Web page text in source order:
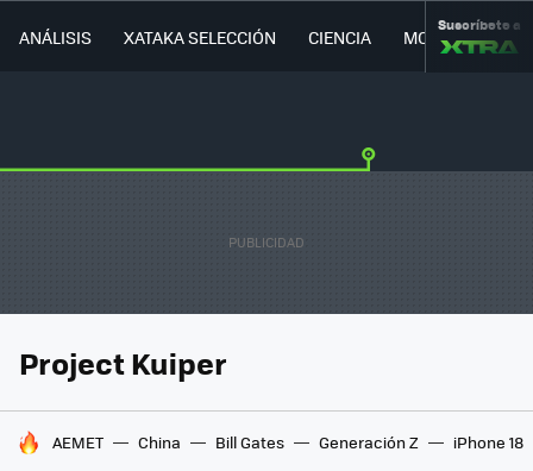
ANÁLISIS XATAKA SELECCIÓN CIENCIA MOVILIDAD
Suscríbete a
Project Kuiper
HOY SE HABLA DE
AEMET China Bill Gates Generación Z iPhone 18